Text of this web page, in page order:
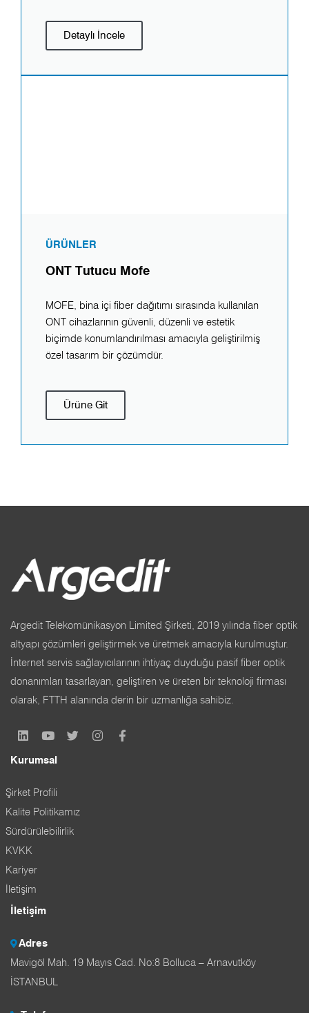
Detaylı İncele
ÜRÜNLER
ONT Tutucu Mofe
MOFE, bina içi fiber dağıtımı sırasında kullanılan
ONT cihazlarının güvenli, düzenli ve estetik
biçimde konumlandırılması amacıyla geliştirilmiş
özel tasarım bir çözümdür.
Ürüne Git
Argedit Telekomünikasyon Limited Şirketi, 2019 yılında fiber optik
altyapı çözümleri geliştirmek ve üretmek amacıyla kurulmuştur.
İnternet servis sağlayıcılarının ihtiyaç duyduğu pasif fiber optik
donanımları tasarlayan, geliştiren ve üreten bir teknoloji firması
olarak, FTTH alanında derin bir uzmanlığa sahibiz.
Kurumsal
Şirket Profili
Kalite Politikamız
Sürdürülebilirlik
KVKK
Kariyer
İletişim
İletişim
Adres
Mavigöl Mah. 19 Mayıs Cad. No:8 Bolluca – Arnavutköy
İSTANBUL